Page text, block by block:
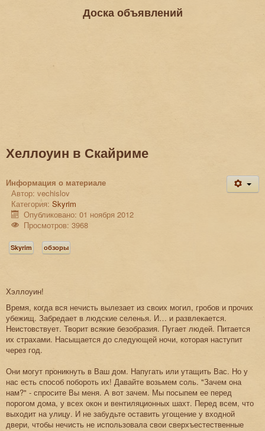
Доска объявлений
Хеллоуин в Скайриме
Информация о материале
Автор: vechislov
Категория: Skyrim
Опубликовано: 01 ноября 2012
Просмотров: 3968
Skyrim обзоры
Хэллоуин!
Время, когда вся нечисть вылезает из своих могил, гробов и прочих
убежищ. Забредает в людские селенья. И… и развлекается.
Неистовствует. Творит всякие безобразия. Пугает людей. Питается
их страхами. Насыщается до следующей ночи, которая наступит
через год.
Они могут проникнуть в Ваш дом. Напугать или утащить Вас. Но у
нас есть способ побороть их! Давайте возьмем соль. "Зачем она
нам?" - спросите Вы меня. А вот зачем. Мы посыпем ее перед
порогом дома, у всех окон и вентиляционных шахт. Перед всем, что
выходит на улицу. И не забудьте оставить угощение у входной
двери, чтобы нечисть не использовала свои сверхъестественные